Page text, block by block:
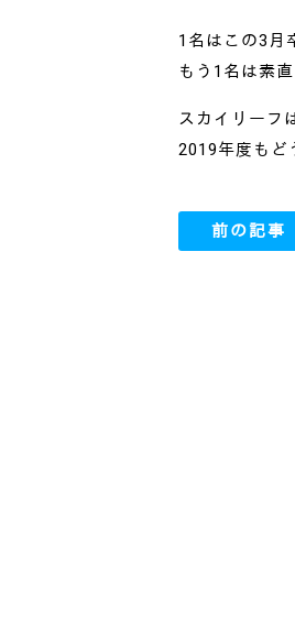
1名はこの3月
もう1名は素
スカイリーフ
2019年度もど
前の記事